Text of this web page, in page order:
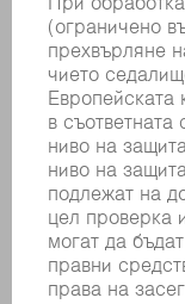
ОБЩА
ИНФОРМАЦИЯ